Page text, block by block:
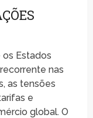
os Estados
nas
as tensões
e
global. O